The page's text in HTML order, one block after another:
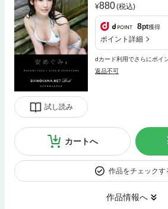
試し読み
880(税込)
8pt獲得
ポイント詳細
dカード利用でさらにポイ
返品不可
カートへ
作品をチェックす
作品情報へ